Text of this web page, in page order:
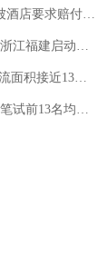
骨瓷定制！网友一查价格，吵翻了
防台风四级应急响应
13个浙江那么大
招聘，成立调查组全面核查